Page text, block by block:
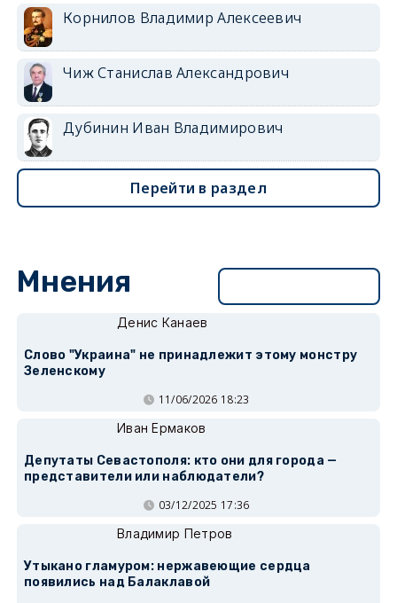
Корнилов Владимир Алексеевич
Чиж Станислав Александрович
Дубинин Иван Владимирович
Перейти в раздел
Мнения
Денис Канаев
Слово "Украина" не принадлежит этому монстру
Зеленскому
11/06/2026 18:23
Иван Ермаков
Депутаты Севастополя: кто они для города —
представители или наблюдатели?
03/12/2025 17:36
Владимир Петров
Утыкано гламуром: нержавеющие сердца
появились над Балаклавой